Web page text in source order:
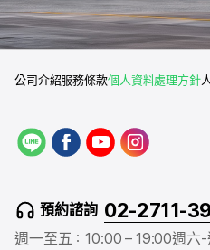
公司介紹服務條款個人資料處理方針
L
f
a
b
o
y
o
u
b
e
a
g
r
預約諮詢 02-2711-
週一至五：10:00 – 19:00週六-